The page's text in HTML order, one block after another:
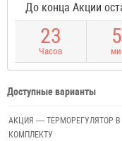
До конца Акции
23
Часов
5
Доступные варианты
АКЦИЯ ---- ТЕРМОРЕГУЛЯТОР
КОМПЛЕКТУ